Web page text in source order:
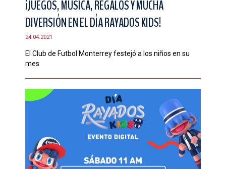
¡JUEGOS, MÚSICA, REGALOS Y MUCHA
DIVERSIÓN EN EL DÍA RAYADOS KIDS!
24.04.2021
El Club de Futbol Monterrey festejó a los niños en su
mes